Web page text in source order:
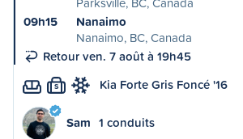
09h15
Nanaimo
Nanaimo, BC, Canada
Retour ven. 7 août à 19h45
S Kia Forte Gris Foncé '16
Sam 1 conduits